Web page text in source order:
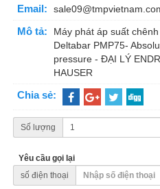
Email:
Mô tả:
Máy phát áp suất
Deltabar PMP75-
pressure - ĐẠI LÝ
HAUSER
Chia sẻ:
Số lượng
Yêu cầu gọi lại
số điện thoại